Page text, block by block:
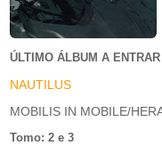
ÚLTIMO ÁLBUM A ENTRAR
NAUTILUS
MOBILIS IN MOBILE/
Tomo: 2 e 3